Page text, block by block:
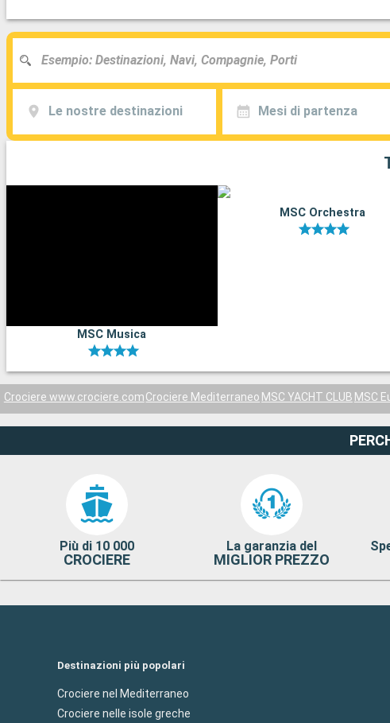
Le nostre destinazioni Mesi di partenza
MSC Musica
MSC Orchestra
Crociere www.crociere.comCrociere Mediterraneo MSC YACHT CLUB MSC
Più di 10 000
CROCIERE
La garanzia del
MIGLIOR PREZZO
Destinazioni più popolari
Crociere nel Mediterraneo
Crociere nelle isole greche